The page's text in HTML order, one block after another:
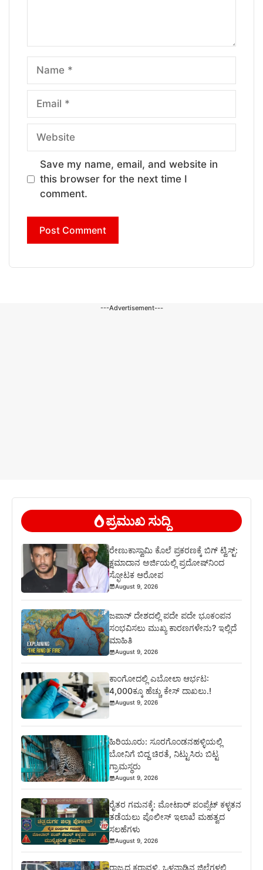
Name
Email
Website
Save my name, email, and website in
this browser for the next time I
comment.
---Advertisement---
ಪ್ರಮುಖ ಸುದ್ದಿ
ರೇಣುಕಾಸ್ವಾಮಿ ಕೊಲೆ ಪ್ರಕರಣಕ್ಕೆ ಬಿಗ್ ಟ್ವಿಸ್ಟ್:
ಕ್ಷಮಾದಾನ ಅರ್ಜಿಯಲ್ಲಿ ಪ್ರದೋಷ್‌ನಿಂದ
ಸ್ಫೋಟಕ ಆರೋಪ
August 9, 2026
ಜಪಾನ್ ದೇಶದಲ್ಲಿ ಪದೇ ಪದೇ ಭೂಕಂಪನ
ಸಂಭವಿಸಲು ಮುಖ್ಯ ಕಾರಣಗಳೇನು? ಇಲ್ಲಿದೆ
ಮಾಹಿತಿ
August 9, 2026
ಕಾಂಗೋದಲ್ಲಿ ಎಬೋಲಾ ಆರ್ಭಟ:
4,000ಕ್ಕೂ ಹೆಚ್ಚು ಕೇಸ್ ದಾಖಲು.!
August 9, 2026
ಹಿರಿಯೂರು: ಸೂರಗೊಂಡನಹಳ್ಳಿಯಲ್ಲಿ
ಬೋನಿಗೆ ಬಿದ್ದ ಚಿರತೆ, ನಿಟ್ಟುಸಿರು ಬಿಟ್ಟ
ಗ್ರಾಮಸ್ಥರು
August 9, 2026
ರೈತರ ಗಮನಕ್ಕೆ: ಮೋಟಾರ್ ಪಂಪ್ಸೆಟ್ ಕಳ್ಳತನ
ತಡೆಯಲು ಪೊಲೀಸ್ ಇಲಾಖೆ ಮಹತ್ವದ
ಸಲಹೆಗಳು
August 9, 2026
ರಾಜ್ಯದ ಕರಾವಳಿ, ಒಳನಾಡಿನ ಜಿಲ್ಲೆಗಳಲ್ಲಿ